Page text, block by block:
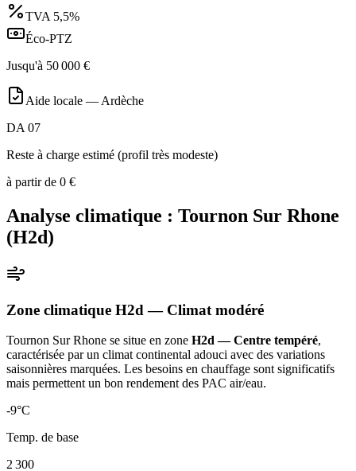
TVA 5,5%
Éco-PTZ
Jusqu'à 50 000 €
Aide locale — Ardèche
DA 07
Reste à charge estimé (profil très modeste)
à partir de 0 €
Analyse climatique : Tournon Sur Rhone
(H2d)
Zone climatique H2d — Climat modéré
Tournon Sur Rhone se situe en zone H2d — Centre tempéré,
caractérisée par un climat continental adouci avec des variations
saisonnières marquées. Les besoins en chauffage sont significatifs
mais permettent un bon rendement des PAC air/eau.
-9°C
Temp. de base
2 300